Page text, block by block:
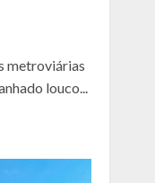
metroviárias
louco...